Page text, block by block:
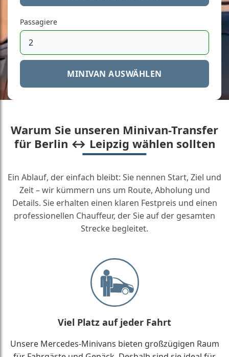
Passagiere
MINIVAN AUSWÄHLEN
Warum Sie unseren Minivan-Transfer
für Berlin ↔ Leipzig wählen sollten
Ein Ablauf, der einfach bleibt: Sie nennen Start, Ziel und
Zeit – wir kümmern uns um Route, Abholung und
Details. Sie erhalten einen klaren Festpreis und einen
professionellen Chauffeur, der Sie auf der gesamten
Strecke begleitet.
Viel Platz auf jeder Fahrt
Unsere Mercedes-Minivans bieten großzügigen Raum